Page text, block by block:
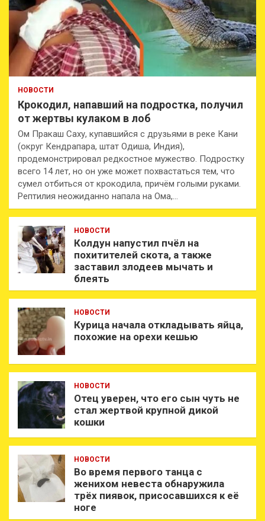
НОВОСТИ
Крокодил, напавший на подростка, получил
от жертвы кулаком в лоб
Ом Пракаш Саху, купавшийся с друзьями в реке Кани
(округ Кендрапара, штат Одиша, Индия),
продемонстрировал редкостное мужество. Подростку
всего 14 лет, но он уже может похвастаться тем, что
сумел отбиться от крокодила, причём голыми руками.
Рептилия неожиданно напала на Ома,…
НОВОСТИ
Колдун напустил пчёл на
похитителей скота, а также
заставил злодеев мычать и
блеять
НОВОСТИ
Курица начала откладывать яйца,
похожие на орехи кешью
НОВОСТИ
Отец уверен, что его сын чуть не
стал жертвой крупной дикой
кошки
НОВОСТИ
Во время первого танца с
женихом невеста обнаружила
трёх пиявок, присосавшихся к её
ноге